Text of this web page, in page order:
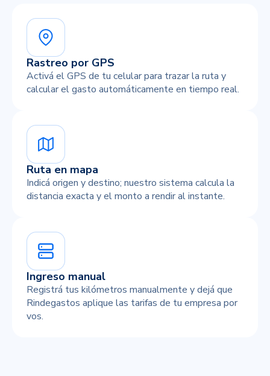
Rastreo por GPS
Activá el GPS de tu celular para trazar la ruta y
calcular el gasto automáticamente en tiempo real.
Ruta en mapa
Indicá origen y destino; nuestro sistema calcula la
distancia exacta y el monto a rendir al instante.
Ingreso manual
Registrá tus kilómetros manualmente y dejá que
Rindegastos aplique las tarifas de tu empresa por
vos.